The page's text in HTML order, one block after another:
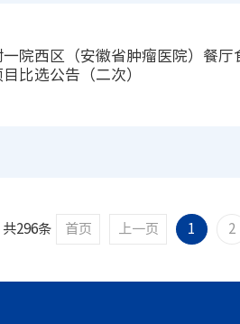
一院西区（安徽省肿瘤医院）餐厅
比选公告（二次）
共296条 首页 上一页 1 2